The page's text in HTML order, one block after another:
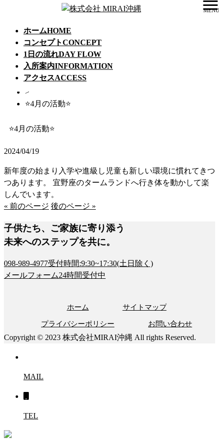
MENU
ホームHOME
コンセプトCONCEPT
1日の流れDAY FLOW
入所案内INFORMATION
アクセスACCESS
株式会社 MIRAI沖縄 HOME
>
活動日誌
>
⭐️4月の活動⭐️
⭐️4月の活動⭐️
2024/04/19
新年度の始まり入学や進級し児童も新しい環境に慣れてきつ
つあります。 宜野座のタームランドへ行き体を動かして楽
しんでいます。
« 前のページ 後のページ »
子供たち、ご家族に寄り添う
未来へのステップを共に。
098-989-4977受付時間:9:30~17:30(土日除く)
メールフォーム24時間受付中
ホーム
サイトマップ
プライバシーポリシー
お問い合わせ
Copyright © 2023 株式会社MIRAI沖縄 All rights Reserved.
MAIL
TEL